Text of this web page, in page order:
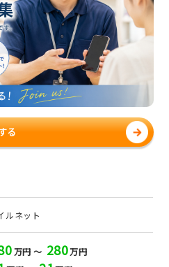
る
ルネット
万円 ～ 280万円